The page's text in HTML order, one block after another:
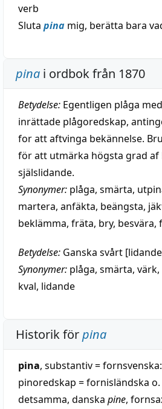
verb
Sluta pina mig, berätta bara
pina i ordbok från 1870
Betydelse: Egentligen plåga
inrättade plågoredskap,
for att aftvinga bekännelse.
för att utmärka högsta grad af
själslidande.
Synonymer: plåga, smärta,
martera, anfäkta, beängsta,
beklämma, fräta, bry, besvära,
Betydelse: Ganska svårt
Synonymer: plåga, smärta, värk,
kval, lidande
Historik förpina
pina, substantiv =
pinoredskap = fornisländska
detsamma, danska pine,